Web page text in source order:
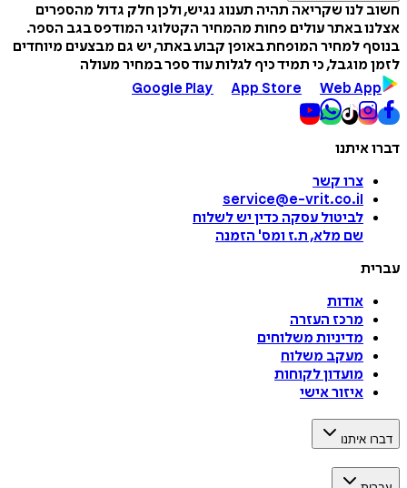
חשוב לנו שקריאה תהיה תענוג נגיש, ולכן חלק גדול מהספרים
אצלנו באתר עולים פחות מהמחיר הקטלוגי המודפס בגב הספר.
בנוסף למחיר המופחת באופן קבוע באתר, יש גם מבצעים מיוחדים
לזמן מוגבל, כי תמיד כיף לגלות עוד ספר במחיר מעולה
Google Play
App Store Web App
דברו איתנו
צרו קשר
service@e-vrit.co.il
לביטול עסקה כדין יש לשלוח
שם מלא, ת.ז ומס' הזמנה
עברית
אודות
מרכז העזרה
מדיניות משלוחים
מעקב משלוח
מועדון לקוחות
איזור אישי
דברו איתנו